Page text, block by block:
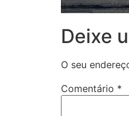
Deixe
O seu
Comentário *